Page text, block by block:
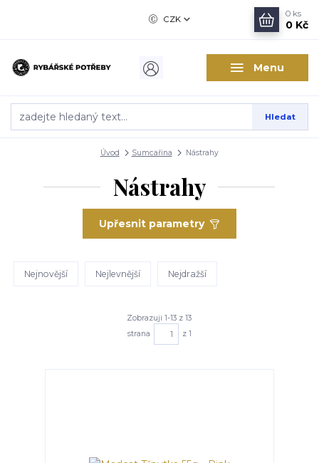
Menu
CZK
Hledat
0 ks
0 Kč
Úvod Sumcařina Nástrahy
Nástrahy
Upřesnit parametry
Nejnovější Nejlevnější Nejdražší
Zobrazuji 1-13 z 13
strana
z 1